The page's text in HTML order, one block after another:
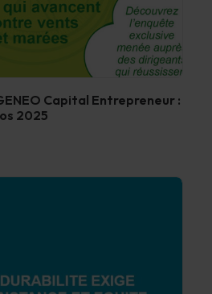
Capital Entrepreneur :
2025